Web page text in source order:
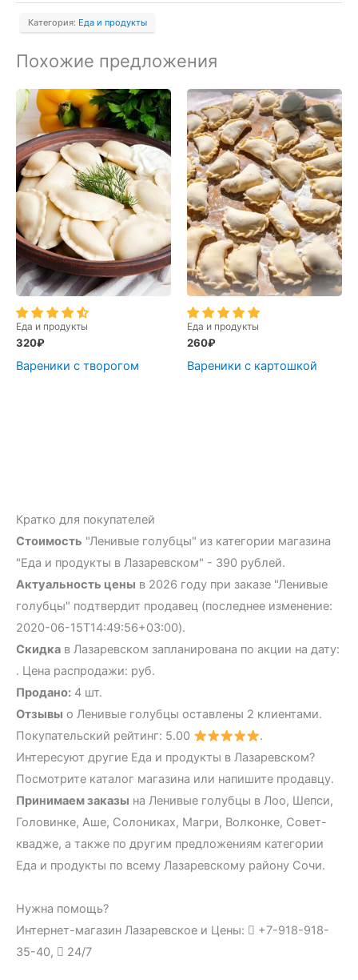
Категория: Еда и продукты
Похожие предложения
Еда и продукты
320₽
Вареники с творогом
Еда и продукты
260₽
Вареники с картошкой
Кратко для покупателей
Стоимость "Ленивые голубцы" из категории магазина
"Еда и продукты в Лазаревском" - 390 рублей.
Актуальность цены в 2026 году при заказе "Ленивые
голубцы" подтвердит продавец (последнее изменение:
2020-06-15T14:49:56+03:00).
Скидка в Лазаревском запланирована по акции на дату:
. Цена распродажи: руб.
Продано: 4 шт.
Отзывы о Ленивые голубцы оставлены 2 клиентами.
Покупательский рейтинг: 5.00
.
Интересуют другие Еда и продукты в Лазаревском?
Посмотрите каталог магазина или напишите продавцу.
Принимаем заказы на Ленивые голубцы в Лоо, Шепси,
Головинке, Аше, Солониках, Магри, Волконке, Совет-
квадже, а также по другим предложениям категории
Еда и продукты по всему Лазаревскому району Сочи.
Нужна помощь?
Интернет-магазин Лазаревское и Цены:
+7-918-918-
35-40,
24/7